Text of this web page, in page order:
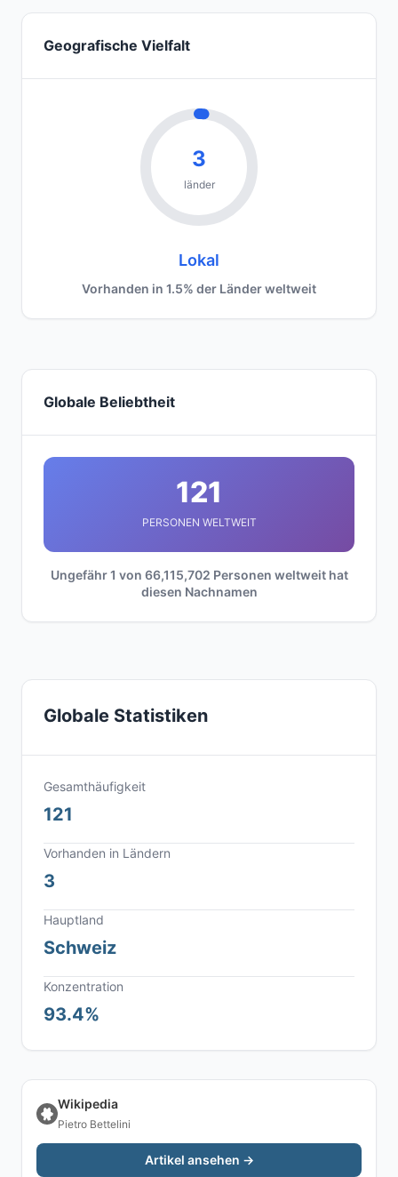
Geografische Vielfalt
3
länder
Lokal
Vorhanden in 1.5% der Länder weltweit
Globale Beliebtheit
121
PERSONEN WELTWEIT
Ungefähr 1 von 66,115,702 Personen weltweit hat
diesen Nachnamen
Globale Statistiken
Gesamthäufigkeit
121
Vorhanden in Ländern
3
Hauptland
Schweiz
Konzentration
93.4%
Wikipedia
Pietro Bettelini
Artikel ansehen →